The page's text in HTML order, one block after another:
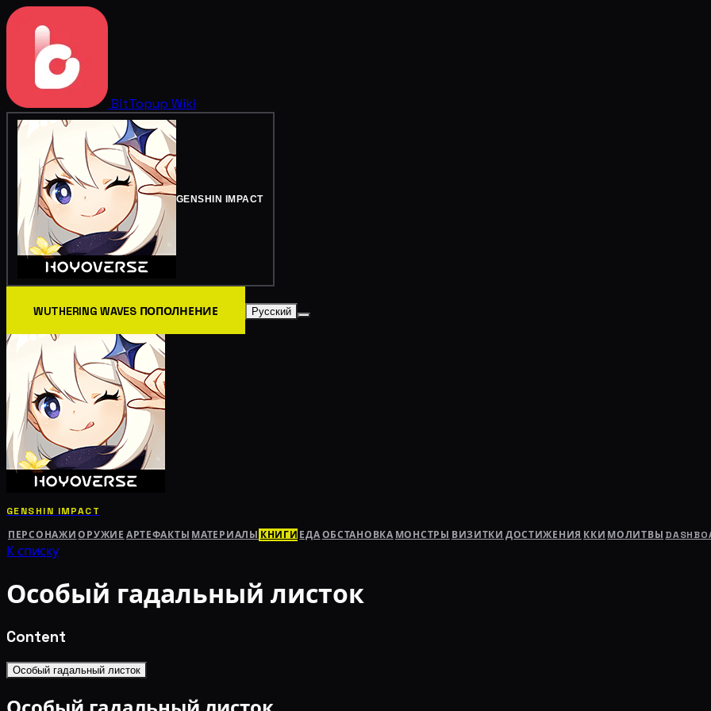
BitTopup Wiki
GENSHIN IMPACT
WUTHERING WAVES ПОПОЛНЕНИЕ Русский
GENSHIN IMPACT
ПЕРСОНАЖИ ОРУЖИЕ АРТЕФАКТЫ МАТЕРИАЛЫ КНИГИ ЕДАОБСТАНОВКА МОНСТРЫ ВИЗИТКИ ДОСТИЖЕНИЯ ККИ МОЛИТВЫ
К списку
Особый гадальный листок
Content
Особый гадальный листок